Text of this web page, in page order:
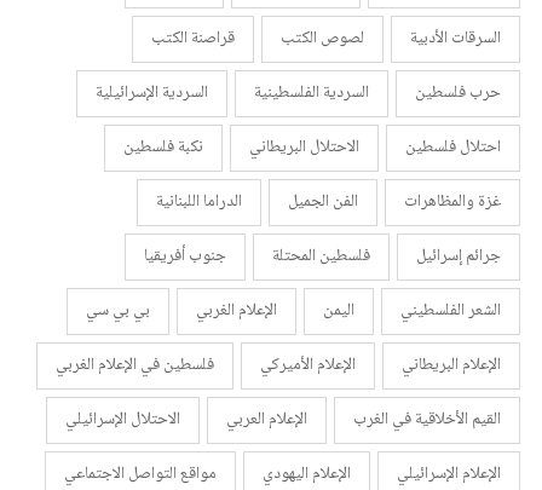
السرقات الأدبية
لصوص الكتب
قراصنة الكتب
حرب فلسطين
السردية الفلسطينية
السردية الإسرائيلية
احتلال فلسطين
الاحتلال البريطاني
نكبة فلسطين
غزة والمظاهرات
الفن الجميل
الدراما اللبنانية
جرائم إسرائيل
فلسطين المحتلة
جنوب أفريقيا
الشعر الفلسطيني
اليمن الإعلام الغربي
بي بي سي
الإعلام البريطاني
الإعلام الأميركي
فلسطين في الإعلام الغربي
القيم الأخلاقية في الغرب
الإعلام العربي
الاحتلال الإسرائيلي
الإعلام الإسرائيلي
الإعلام اليهودي
مواقع التواصل الاجتماعي